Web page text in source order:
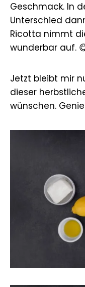
Geschmack. In
Unterschied
Ricotta nimmt
wunderbar auf.
Jetzt bleibt mir
dieser
wünschen.